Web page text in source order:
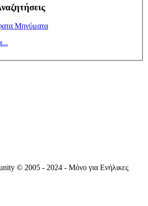
Μηνύματα
© 2005 - 2024 - Μόνο για Ενήλικες